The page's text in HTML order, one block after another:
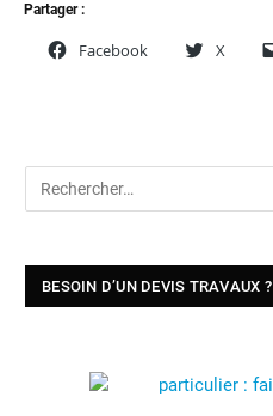
Partager :
Facebook X
BESOIN D’UN DEVIS TRAVAUX ?